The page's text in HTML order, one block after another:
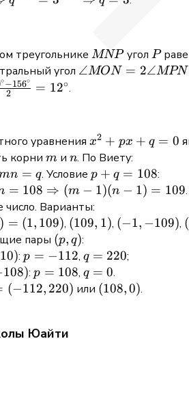
=
= 3
треугольнике MNP
MNPугол P
P
угол \angle
2 \cdot
78^\circ
=
156^\circ
∠MON = 2∠MPN
2
∘ −156∘ = 12∘.
уравнения x^2
+
px
+ q
= 0
x2 + px + q = 0
корни m
m и n
n. По Виету:
= q. Условие p
+ q
=
108
p + q = 108:
= 108 ⇒ (m − 1)(n − 1) = 109.
Варианты:
) = (1, 109), (109,
1)
(109, 1), (-1,
(−1, −109), (
пары (p,
q)
(p, q):
):p =
-112
p = −112, q =
220
q = 220;
108):p
=
p = 108, q
=
q = 0.
(−112, 220) или (108,
(108,0).
Юайти